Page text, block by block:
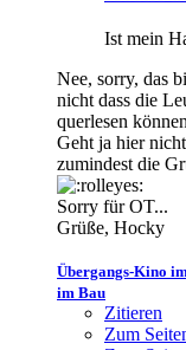
Ist mein
Nee, sorry, das
nicht dass die
querlesen
Geht ja hier
zumindest die
Sorry für OT...
Grüße, Hocky
Übergangs-Kino
im Bau
Zitieren
Zum